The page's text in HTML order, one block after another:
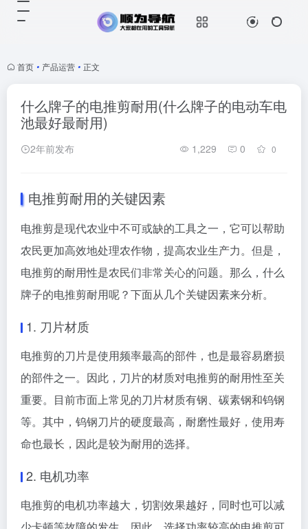
首页 • 产品运营 • 正文
什么牌子的电推剪耐用(什么牌子的电动车电
池最好最耐用)
2年前发布 1,229 0 0
电推剪耐用的关键因素
电推剪是现代农业中不可或缺的工具之一，它可以帮助
农民更加高效地处理农作物，提高农业生产力。但是，
电推剪的耐用性是农民们非常关心的问题。那么，什么
牌子的电推剪耐用呢？下面从几个关键因素来分析。
1. 刀片材质
电推剪的刀片是使用频率最高的部件，也是最容易磨损
的部件之一。因此，刀片的材质对电推剪的耐用性至关
重要。目前市面上常见的刀片材质有钢、碳素钢和钨钢
等。其中，钨钢刀片的硬度最高，耐磨性最好，使用寿
命也最长，因此是较为耐用的选择。
2. 电机功率
电推剪的电机功率越大，切割效果越好，同时也可以减